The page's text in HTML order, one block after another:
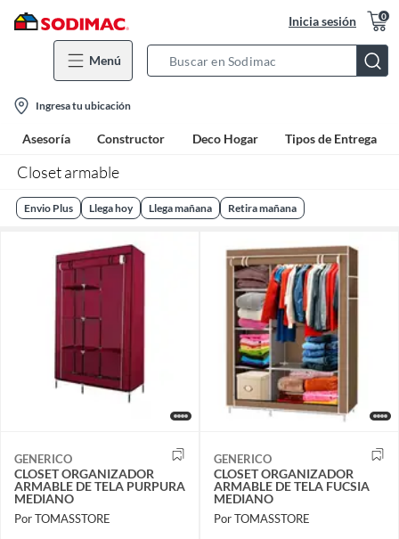
Inicia sesión 0
Menú
Bar
location-
icon
Ingresa tu ubicación
Asesoría Constructor Deco Hogar Tipos de Entrega
Closet armable
Envio Plus Llega hoy Llega mañana Retira mañana
GENERICO
CLOSET ORGANIZADOR
ARMABLE DE TELA PURPURA
MEDIANO
Por TOMASSTORE
GENERICO
CLOSET ORGANIZADOR
ARMABLE DE TELA FUCSIA
MEDIANO
Por TOMASSTORE